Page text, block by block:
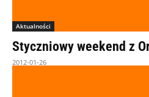
Aktualności
Styczniowy weekend z
2012-01-26